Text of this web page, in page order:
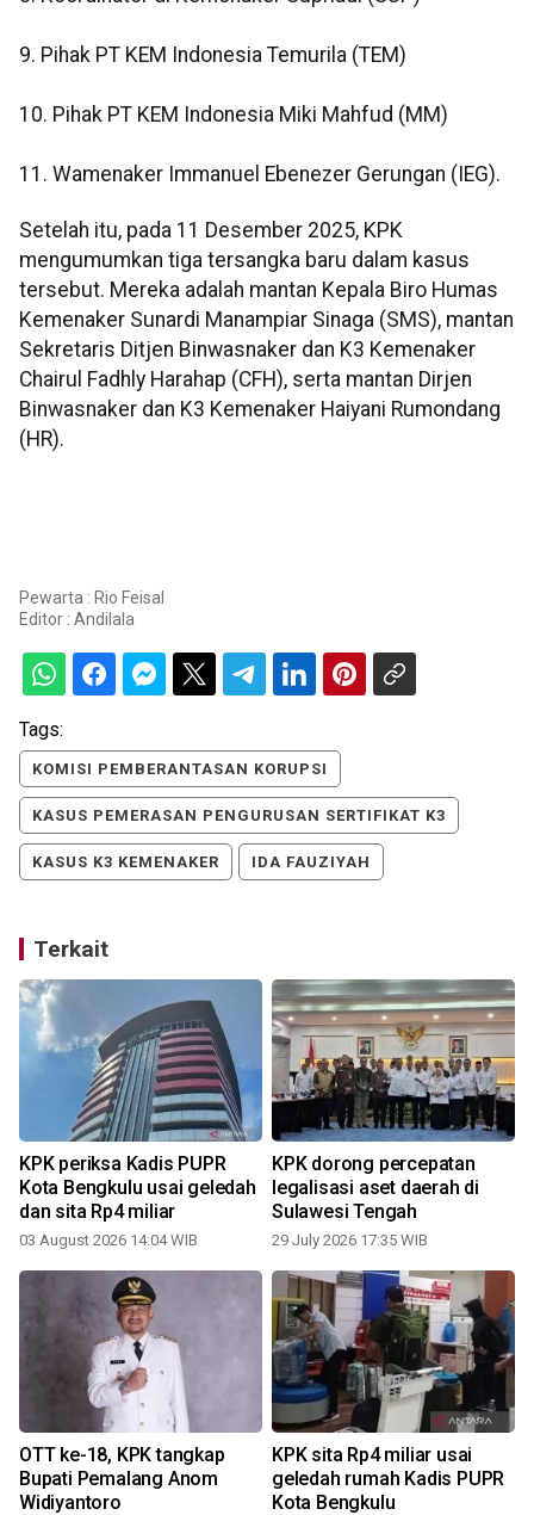
9. Pihak PT KEM Indonesia Temurila (TEM)
10. Pihak PT KEM Indonesia Miki Mahfud (MM)
11. Wamenaker Immanuel Ebenezer Gerungan (IEG).
Setelah itu, pada 11 Desember 2025, KPK
mengumumkan tiga tersangka baru dalam kasus
tersebut. Mereka adalah mantan Kepala Biro Humas
Kemenaker Sunardi Manampiar Sinaga (SMS), mantan
Sekretaris Ditjen Binwasnaker dan K3 Kemenaker
Chairul Fadhly Harahap (CFH), serta mantan Dirjen
Binwasnaker dan K3 Kemenaker Haiyani Rumondang
(HR).
Pewarta : Rio Feisal
Editor : Andilala
Tags:
KOMISI PEMBERANTASAN KORUPSI
KASUS PEMERASAN PENGURUSAN SERTIFIKAT K3
KASUS K3 KEMENAKER IDA FAUZIYAH
Terkait
KPK periksa Kadis PUPR
Kota Bengkulu usai geledah
dan sita Rp4 miliar
03 August 2026 14:04 WIB
KPK dorong percepatan
legalisasi aset daerah di
Sulawesi Tengah
29 July 2026 17:35 WIB
OTT ke-18, KPK tangkap
Bupati Pemalang Anom
Widiyantoro
KPK sita Rp4 miliar usai
geledah rumah Kadis PUPR
Kota Bengkulu